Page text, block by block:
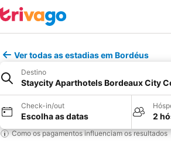
Ver todas as estadias em Bordéus
Destino
Staycity Aparthotels Bordeaux City
Check-in/out
Escolha as datas 2
Como os pagamentos influenciam os resultados